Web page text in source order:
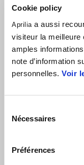
Cookie policy
Aprilia a aussi
visiteur la meilleure
amples
note d’information
personnelles. Voir
Nécessaires
Préférences
Précédent
Tuareg 660